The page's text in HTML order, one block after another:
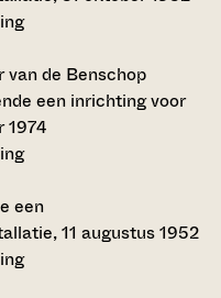
van de Benschop
een inrichting voor
1974
een
11 augustus 1952